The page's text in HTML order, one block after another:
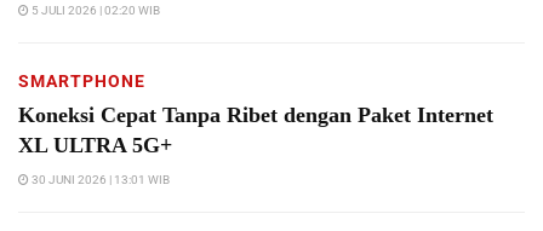
5 JULI 2026 | 02:20 WIB
SMARTPHONE
Koneksi Cepat Tanpa Ribet dengan Paket Internet
XL ULTRA 5G+
30 JUNI 2026 | 13:01 WIB